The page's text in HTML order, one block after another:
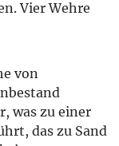
Vier Wehre
von
was zu einer
das zu Sand